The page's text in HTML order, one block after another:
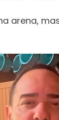
arena,